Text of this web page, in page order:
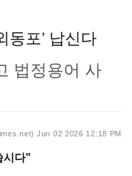
동포’ 납신다
법정용어 사
Jun 02 2026 12:18 PM
시다"